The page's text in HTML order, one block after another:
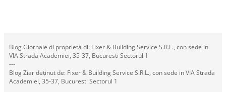
Blog Giornale di proprietà di: Fixer & Building Service S.R.L., con sede in
VIA Strada Academiei, 35-37, Bucuresti Sectorul 1
---
Blog Ziar deținut de: Fixer & Building Service S.R.L., con sede in VIA Strada
Academiei, 35-37, Bucuresti Sectorul 1